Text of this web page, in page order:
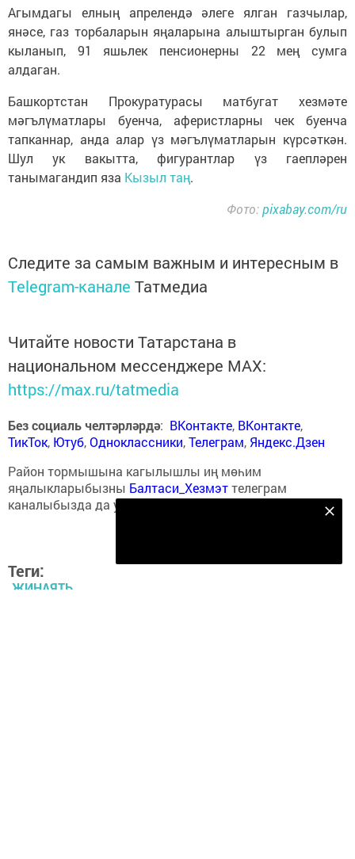
Агымдагы елның апрелендә әлеге ялган газчылар,
янәсе, газ торбаларын яңаларына алыштырган булып
кыланып, 91 яшьлек пенсионерны 22 мең сумга
алдаган.
Башкортстан Прокуратурасы матбугат хезмәте
мәгълүматлары буенча, аферистларны чек буенча
тапканнар, анда алар үз мәгълүматларын күрсәткән.
Шул ук вакытта, фигурантлар үз гаепләрен
танымагандип яза Кызыл таң.
Фото:pixabay.com/ru
Следите за самым важным и интересным в
Telegram-канале Татмедиа
Читайте новости Татарстана в
национальном мессенджере MАХ:
https://max.ru/tatmedia
Без социаль челтәрләрдә: ВКонтакте, ВКонтакте,
ТикТок, Ютуб,Одноклассники,Телеграм, Яндекс.Дзен
Район тормышына кагылышлы иң мөһим
яңалыкларыбызны Балтаси_Хезмэттелеграм
каналыбызда да укыгыз.
Теги:
ҖИНАЯТЬ